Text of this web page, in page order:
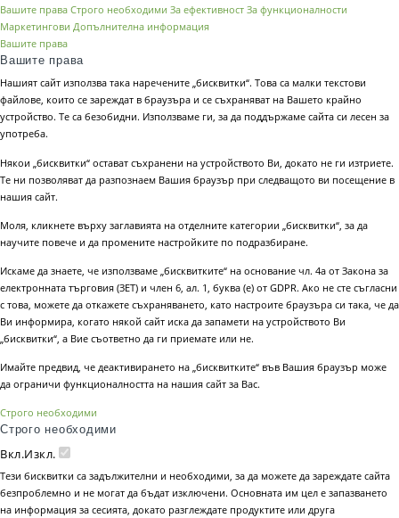
Вашите права Строго необходими За ефективност За функционалности
Маркетингови Допълнителна информация
Вашите права
Вашите права
Нашият сайт използва така наречените „бисквитки“. Това са малки текстови
файлове, които се зареждат в браузъра и се съхраняват на Вашето крайно
устройство. Те са безобидни. Използваме ги, за да поддържаме сайта си лесен за
употреба.
Някои „бисквитки“ остават съхранени на устройството Ви, докато не ги изтриете.
Те ни позволяват да разпознаем Вашия браузър при следващото ви посещение в
нашия сайт.
Моля, кликнете върху заглавията на отделните категории „бисквитки“, за да
научите повече и да промените настройките по подразбиране.
Искаме да знаете, че използваме „бисквитките“ на основание чл. 4а от Закона за
електронната търговия (ЗЕТ) и член 6, ал. 1, буква (е) от GDPR. Ако не сте съгласни
с това, можете да откажете съхраняването, като настроите браузъра си така, че да
Ви информира, когато някой сайт иска да запамети на устройството Ви
„бисквитки“, а Вие съответно да ги приемате или не.
Имайте предвид, че деактивирането на „бисквитките“ във Вашия браузър може
да ограничи функционалността на нашия сайт за Вас.
Строго необходими
Строго необходими
Вкл.Изкл.
Тези бисквитки са задължителни и необходими, за да можете да зареждате сайта
безпроблемно и не могат да бъдат изключени. Основната им цел е запазването
на информация за сесията, докато разглеждате продуктите или друга